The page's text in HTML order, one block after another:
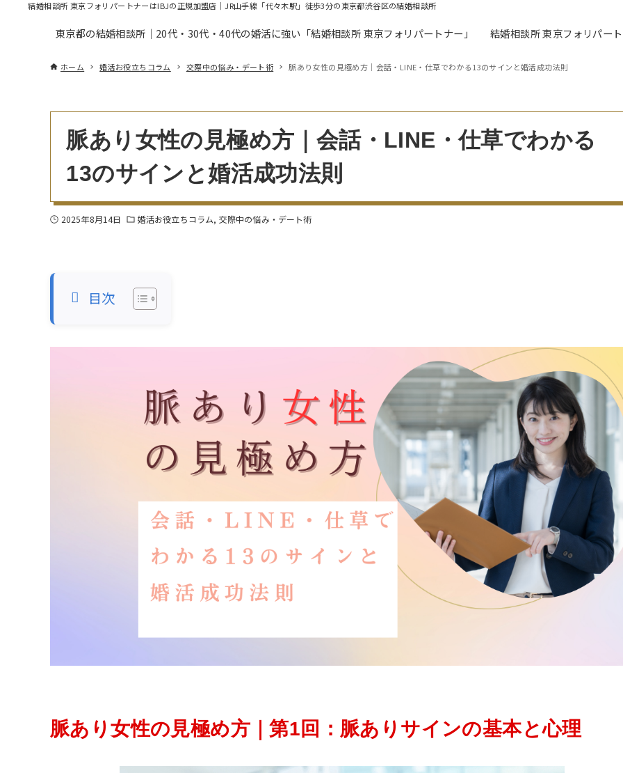
結婚相談所 東京フォリパートナーはIBJの正規加盟店｜JR山手線「代々木駅」徒歩3分の東京都渋谷区の結婚相談所
東京都の結婚相談所｜20代・30代・40代の婚活に強い「結婚相談所 東京フォリパートナー」 結婚相談所 東京フォリパー
ホーム 婚活お役立ちコラム 交際中の悩み・デート術 脈あり女性の見極め方｜会話・LINE・仕草でわかる13のサインと婚活成功法則
脈あり女性の見極め方｜会話・LINE・仕草でわかる
13のサインと婚活成功法則
2025年8月14日 婚活お役立ちコラム 交際中の悩み・デート術
目次
脈あり女性の見極め方｜第1回：脈ありサインの基本と心理